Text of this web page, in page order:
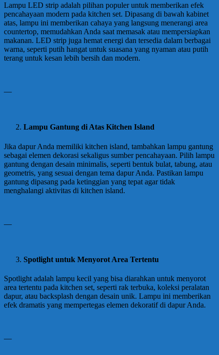
Lampu LED strip adalah pilihan populer untuk memberikan efek
pencahayaan modern pada kitchen set. Dipasang di bawah kabinet
atas, lampu ini memberikan cahaya yang langsung menerangi area
countertop, memudahkan Anda saat memasak atau mempersiapkan
makanan. LED strip juga hemat energi dan tersedia dalam berbagai
warna, seperti putih hangat untuk suasana yang nyaman atau putih
terang untuk kesan lebih bersih dan modern.
—
Lampu Gantung di Atas Kitchen Island
Jika dapur Anda memiliki kitchen island, tambahkan lampu gantung
sebagai elemen dekorasi sekaligus sumber pencahayaan. Pilih lampu
gantung dengan desain minimalis, seperti bentuk bulat, tabung, atau
geometris, yang sesuai dengan tema dapur Anda. Pastikan lampu
gantung dipasang pada ketinggian yang tepat agar tidak
menghalangi aktivitas di kitchen island.
—
Spotlight untuk Menyorot Area Tertentu
Spotlight adalah lampu kecil yang bisa diarahkan untuk menyorot
area tertentu pada kitchen set, seperti rak terbuka, koleksi peralatan
dapur, atau backsplash dengan desain unik. Lampu ini memberikan
efek dramatis yang mempertegas elemen dekoratif di dapur Anda.
—